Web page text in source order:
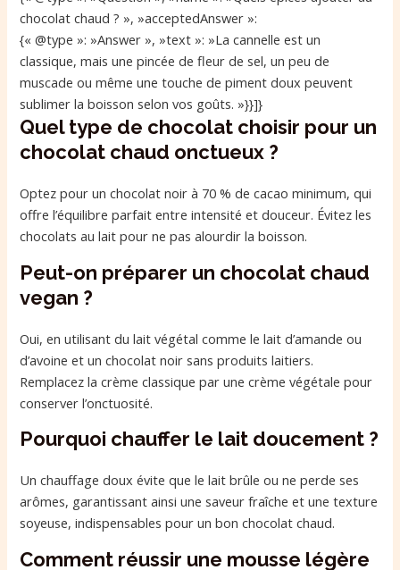
chocolat chaud ? », »acceptedAnswer »:
{« @type »: »Answer », »text »: »La cannelle est un
classique, mais une pincée de fleur de sel, un peu de
muscade ou même une touche de piment doux peuvent
sublimer la boisson selon vos goûts. »}}]}
Quel type de chocolat choisir pour un
chocolat chaud onctueux ?
Optez pour un chocolat noir à 70 % de cacao minimum, qui
offre l’équilibre parfait entre intensité et douceur. Évitez les
chocolats au lait pour ne pas alourdir la boisson.
Peut-on préparer un chocolat chaud
vegan ?
Oui, en utilisant du lait végétal comme le lait d’amande ou
d’avoine et un chocolat noir sans produits laitiers.
Remplacez la crème classique par une crème végétale pour
conserver l’onctuosité.
Pourquoi chauffer le lait doucement ?
Un chauffage doux évite que le lait brûle ou ne perde ses
arômes, garantissant ainsi une saveur fraîche et une texture
soyeuse, indispensables pour un bon chocolat chaud.
Comment réussir une mousse légère